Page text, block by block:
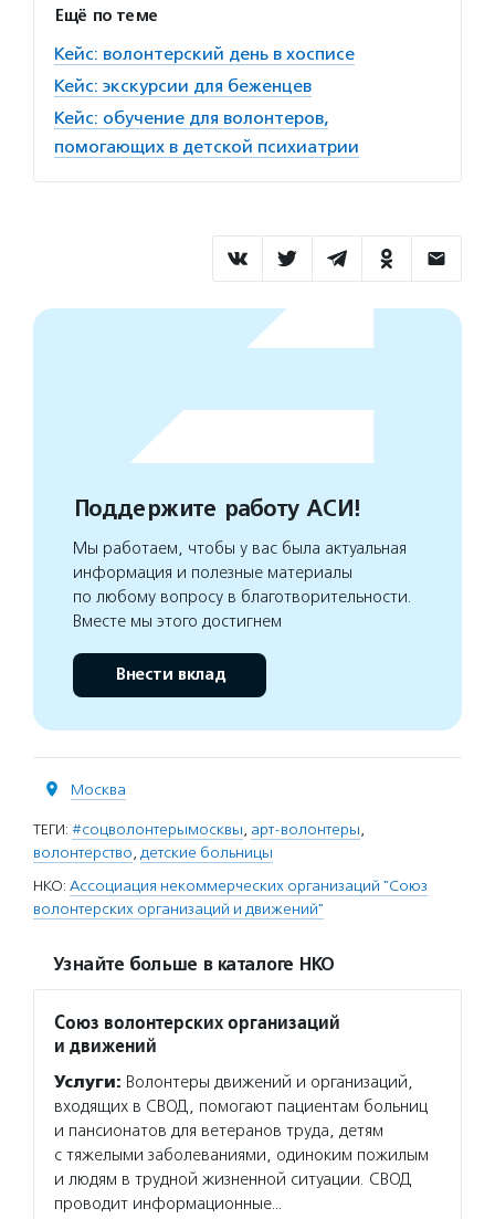
Ещё по теме
Кейс: волонтерский день в хосписе
Кейс: экскурсии для беженцев
Кейс: обучение для волонтеров,
помогающих в детской психиатрии
Поддержите работу АСИ!
Мы работаем, чтобы у вас была актуальная
информация и полезные материалы
по любому вопросу в благотворительности.
Вместе мы этого достигнем
Внести вклад
Москва
ТЕГИ: #соцволонтерымосквы, арт-волонтеры,
волонтерство, детские больницы
НКО: Ассоциация некоммерческих организаций "Союз
волонтерских организаций и движений"
Узнайте больше в каталоге НКО
Союз волонтерских организаций
и движений
Услуги: Волонтеры движений и организаций,
входящих в СВОД, помогают пациентам больниц
и пансионатов для ветеранов труда, детям
с тяжелыми заболеваниями, одиноким пожилым
и людям в трудной жизненной ситуации. СВОД
проводит информационные…